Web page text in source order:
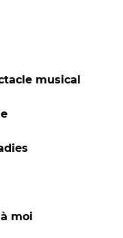
musical
moi